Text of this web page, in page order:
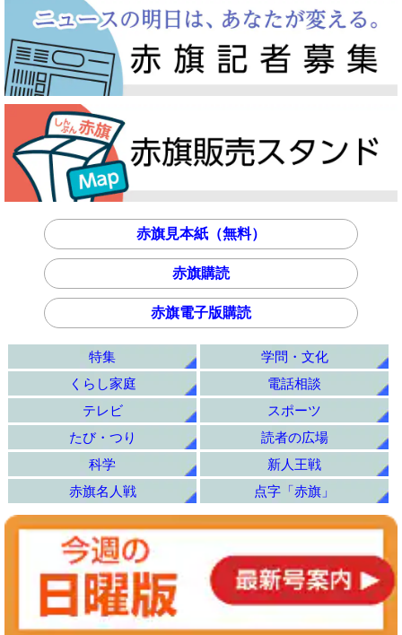
赤旗見本紙（無料）
赤旗購読
赤旗電子版購読
特集
学問・文化
くらし家庭
電話相談
テレビ
スポーツ
たび・つり
読者の広場
科学
新人王戦
赤旗名人戦
点字「赤旗」